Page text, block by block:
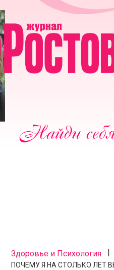
Здоровье и Психология
ПОЧЕМУ Я НА СТОЛЬКО ЛЕТ